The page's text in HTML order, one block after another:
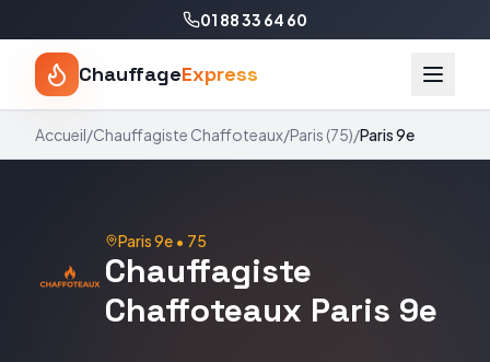
01 88 33 64 60
ChauffageExpress
Accueil/Chauffagiste Chaffoteaux/Paris (75)/Paris 9e
Paris 9e • 75
Chauffagiste
Chaffoteaux Paris 9e